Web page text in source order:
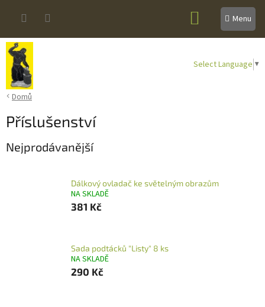
Select Language ▼
NÁKUPNÍ
KOŠÍK
Domů
Příslušenství
Nejprodávanější
Dálkový ovladač ke světelným obrazům
NA SKLADĚ
381 Kč
Sada podtácků "Listy" 8 ks
NA SKLADĚ
290 Kč